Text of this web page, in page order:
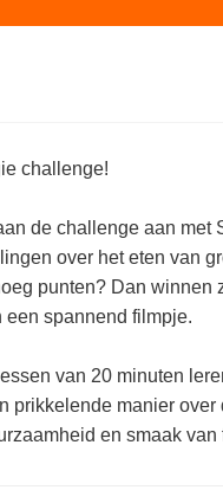
challenge!
de challenge aan met
over het eten van
punten? Dan winnen
een spannend filmpje.
van 20 minuten
prikkelende manier
en smaak van